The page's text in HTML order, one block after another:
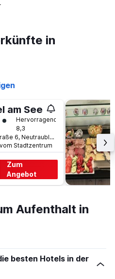
in
am See
4
Hervorragend
8,3
Teichstraße 6, Neutraubling, Bayern, Deutschland
Stadtzentrum
Zum
Angebot
Aufenthalt in
besten Hotels in der